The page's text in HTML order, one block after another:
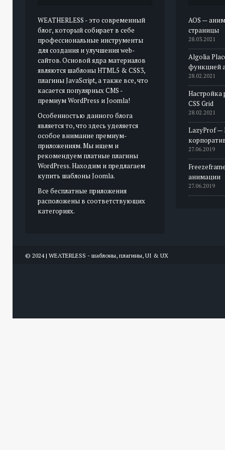
WEATHERLESS - это современный
блог, который собирает в себе
профессиональные инструменты
для создания и улучшения web-
сайтов. Основой ядра материалов
являются шаблоны HTML5 & CSS3,
плагины JavaScript, а также все, что
касается популярных CMS -
премиум WordPress и Joomla!
Особенностью данного блога
является то, что здесь уделяется
особое внимание премиум-
приложениям. Мы ищем и
рекомендуем платные плагины
WordPress. Находим и предлагаем
купить шаблоны Joomla.
Все бесплатные приложения
расположены в соответствующих
категориях.
AOS —
страницы
28.03.2021
Algolia
функцией
28.02.2021
Настройка
CSS Grid
28.02.2021
LazyProf —
27.06.2019
анимации
27.06.2019
© 2024 | WEATERLESS - шаблоны, плагины, UI & UX